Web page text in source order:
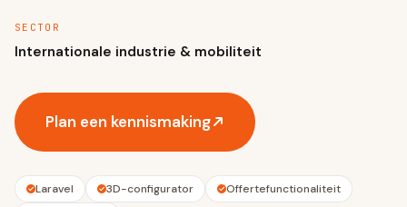
SECTOR
Internationale industrie & mobiliteit
Plan een kennismaking
Laravel 3D-configurator
Offertefunctionaliteit